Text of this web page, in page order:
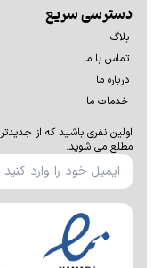
دسترسی سریع
بلاگ
تماس با ما
درباره ما
خدمات ما
اولين نفری باشيد كه از
مطلع می شوید.